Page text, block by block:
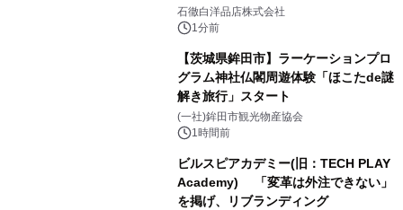
石徹白洋品店株式会社
1分前
【茨城県鉾田市】ラーケーションプロ
グラム神社仏閣周遊体験「ほこたde謎
解き旅行」スタート
(一社)鉾田市観光物産協会
1時間前
ビルスピアカデミー(旧：TECH PLAY
Academy) 「変革は外注できない」
を掲げ、リブランディング